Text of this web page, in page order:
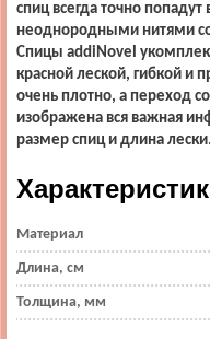
спиц всегда точно
неоднородными нитями
Спицы addiNovel
красной леской, гибкой и
очень плотно, а переход
изображена вся важная
размер спиц и длина лески.
Материал
Длина, см
Толщина, мм